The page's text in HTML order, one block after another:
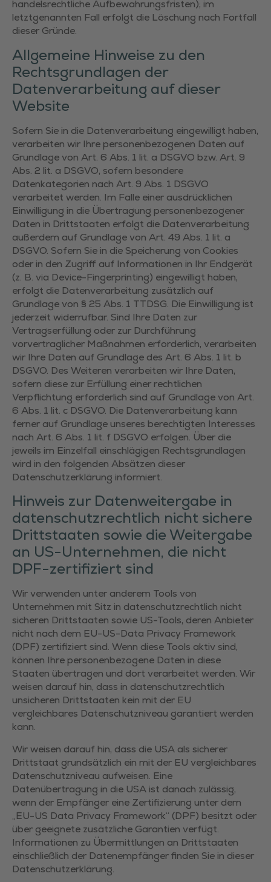
handelsrechtliche Aufbewahrungsfristen); im
letztgenannten Fall erfolgt die Löschung nach Fortfall
dieser Gründe.
Allgemeine Hinweise zu den
Rechtsgrundlagen der
Datenverarbeitung auf dieser
Website
Sofern Sie in die Datenverarbeitung eingewilligt haben,
verarbeiten wir Ihre personenbezogenen Daten auf
Grundlage von Art. 6 Abs. 1 lit. a DSGVO bzw. Art. 9
Abs. 2 lit. a DSGVO, sofern besondere
Datenkategorien nach Art. 9 Abs. 1 DSGVO
verarbeitet werden. Im Falle einer ausdrücklichen
Einwilligung in die Übertragung personenbezogener
Daten in Drittstaaten erfolgt die Datenverarbeitung
außerdem auf Grundlage von Art. 49 Abs. 1 lit. a
DSGVO. Sofern Sie in die Speicherung von Cookies
oder in den Zugriff auf Informationen in Ihr Endgerät
(z. B. via Device-Fingerprinting) eingewilligt haben,
erfolgt die Datenverarbeitung zusätzlich auf
Grundlage von § 25 Abs. 1 TTDSG. Die Einwilligung ist
jederzeit widerrufbar. Sind Ihre Daten zur
Vertragserfüllung oder zur Durchführung
vorvertraglicher Maßnahmen erforderlich, verarbeiten
wir Ihre Daten auf Grundlage des Art. 6 Abs. 1 lit. b
DSGVO. Des Weiteren verarbeiten wir Ihre Daten,
sofern diese zur Erfüllung einer rechtlichen
Verpflichtung erforderlich sind auf Grundlage von Art.
6 Abs. 1 lit. c DSGVO. Die Datenverarbeitung kann
ferner auf Grundlage unseres berechtigten Interesses
nach Art. 6 Abs. 1 lit. f DSGVO erfolgen. Über die
jeweils im Einzelfall einschlägigen Rechtsgrundlagen
wird in den folgenden Absätzen dieser
Datenschutzerklärung informiert.
Hinweis zur Datenweitergabe in
datenschutzrechtlich nicht sichere
Drittstaaten sowie die Weitergabe
an US-Unternehmen, die nicht
DPF-zertifiziert sind
Wir verwenden unter anderem Tools von
Unternehmen mit Sitz in datenschutzrechtlich nicht
sicheren Drittstaaten sowie US-Tools, deren Anbieter
nicht nach dem EU-US-Data Privacy Framework
(DPF) zertifiziert sind. Wenn diese Tools aktiv sind,
können Ihre personenbezogene Daten in diese
Staaten übertragen und dort verarbeitet werden. Wir
weisen darauf hin, dass in datenschutzrechtlich
unsicheren Drittstaaten kein mit der EU
vergleichbares Datenschutzniveau garantiert werden
kann.
Wir weisen darauf hin, dass die USA als sicherer
Drittstaat grundsätzlich ein mit der EU vergleichbares
Datenschutzniveau aufweisen. Eine
Datenübertragung in die USA ist danach zulässig,
wenn der Empfänger eine Zertifizierung unter dem
„EU-US Data Privacy Framework“ (DPF) besitzt oder
über geeignete zusätzliche Garantien verfügt.
Informationen zu Übermittlungen an Drittstaaten
einschließlich der Datenempfänger finden Sie in dieser
Datenschutzerklärung.